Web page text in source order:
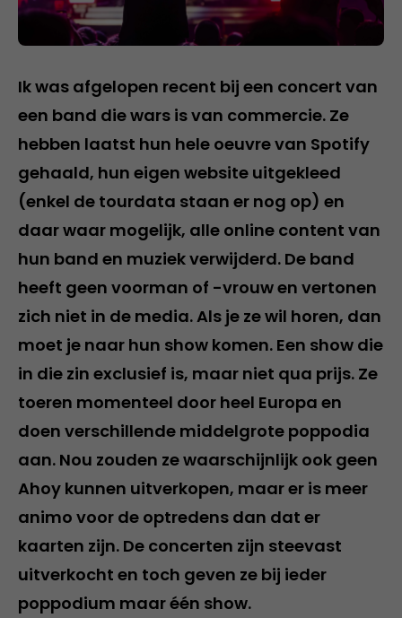
Ik was afgelopen recent bij een concert van
een band die wars is van commercie. Ze
hebben laatst hun hele oeuvre van Spotify
gehaald, hun eigen website uitgekleed
(enkel de tourdata staan er nog op) en
daar waar mogelijk, alle online content van
hun band en muziek verwijderd. De band
heeft geen voorman of -vrouw en vertonen
zich niet in de media. Als je ze wil horen, dan
moet je naar hun show komen. Een show die
in die zin exclusief is, maar niet qua prijs. Ze
toeren momenteel door heel Europa en
doen verschillende middelgrote poppodia
aan. Nou zouden ze waarschijnlijk ook geen
Ahoy kunnen uitverkopen, maar er is meer
animo voor de optredens dan dat er
kaarten zijn. De concerten zijn steevast
uitverkocht en toch geven ze bij ieder
poppodium maar één show.